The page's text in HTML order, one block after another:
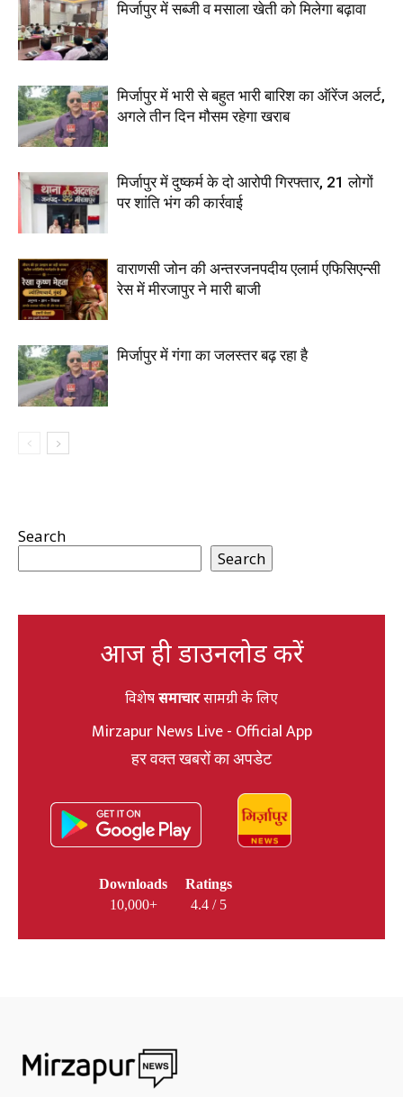
मिर्जापुर में सब्जी व मसाला खेती को मिलेगा बढ़ावा
मिर्जापुर में भारी से बहुत भारी बारिश का ऑरेंज अलर्ट,
अगले तीन दिन मौसम रहेगा खराब
मिर्जापुर में दुष्कर्म के दो आरोपी गिरफ्तार, 21 लोगों
पर शांति भंग की कार्रवाई
वाराणसी जोन की अन्तरजनपदीय एलार्म एफिसिएन्सी
रेस में मीरजापुर ने मारी बाजी
मिर्जापुर में गंगा का जलस्तर बढ़ रहा है
Search
Search
आज ही डाउनलोड करें
विशेषसमाचारसामग्री के लिए
Mirzapur News Live - Official App
हर वक्त खबरों का अपडेट
Downloads
10,000+
Ratings
4.4 / 5